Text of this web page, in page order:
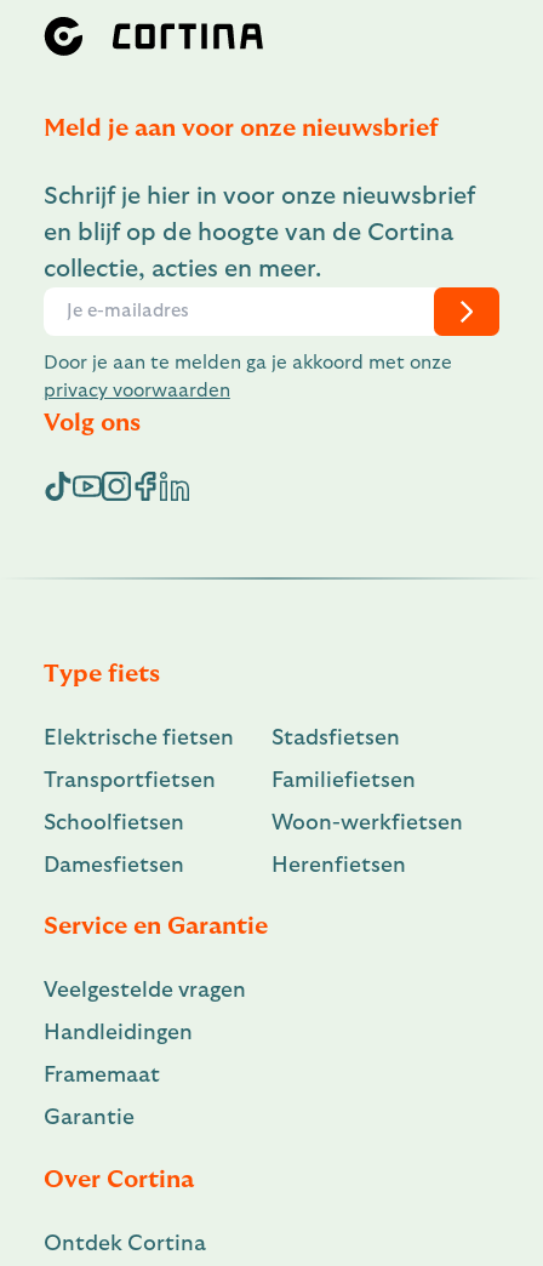
Meld je aan voor onze nieuwsbrief
Schrijf je hier in voor onze nieuwsbrief
en blijf op de hoogte van de Cortina
collectie, acties en meer.
Door je aan te melden ga je akkoord met onze
privacy voorwaarden
Volg ons
Type fiets
Elektrische fietsen
Stadsfietsen
Transportfietsen
Familiefietsen
Schoolfietsen
Woon-werkfietsen
Damesfietsen
Herenfietsen
Service en Garantie
Veelgestelde vragen
Handleidingen
Framemaat
Garantie
Over Cortina
Ontdek Cortina